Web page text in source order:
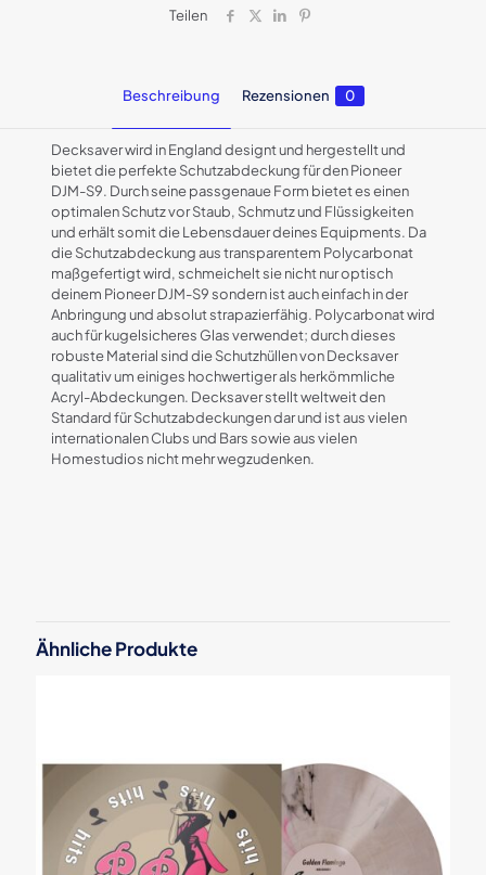
Teilen
Beschreibung Rezensionen 0
Decksaver wird in England designt und hergestellt und
bietet die perfekte Schutzabdeckung für den Pioneer
DJM-S9. Durch seine passgenaue Form bietet es einen
optimalen Schutz vor Staub, Schmutz und Flüssigkeiten
und erhält somit die Lebensdauer deines Equipments. Da
die Schutzabdeckung aus transparentem Polycarbonat
maßgefertigt wird, schmeichelt sie nicht nur optisch
deinem Pioneer DJM-S9 sondern ist auch einfach in der
Anbringung und absolut strapazierfähig. Polycarbonat wird
auch für kugelsicheres Glas verwendet; durch dieses
robuste Material sind die Schutzhüllen von Decksaver
qualitativ um einiges hochwertiger als herkömmliche
Acryl-Abdeckungen. Decksaver stellt weltweit den
Standard für Schutzabdeckungen dar und ist aus vielen
internationalen Clubs und Bars sowie aus vielen
Homestudios nicht mehr wegzudenken.
„Decksaver Pioneer DJM-S9“
5 Sternen
2 von
5 Sternen
5 Sternen
4 von
5 Sternen
5 von
5 Sternen
Ähnliche Produkte